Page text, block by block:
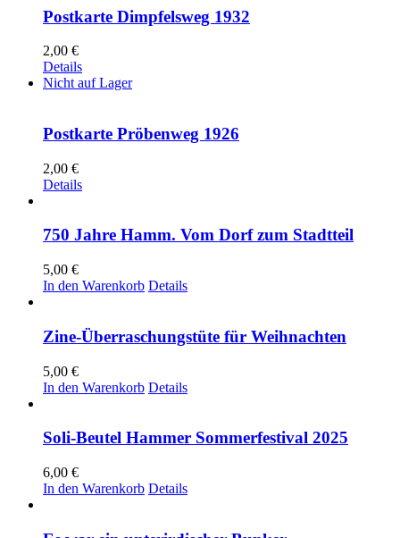
Postkarte Dimpfelsweg 1932
2,00 €
Details
Nicht auf Lager
Postkarte Pröbenweg 1926
2,00 €
Details
750 Jahre Hamm. Vom Dorf zum Stadtteil
5,00 €
In den Warenkorb Details
Zine-Überraschungstüte für Weihnachten
5,00 €
In den Warenkorb Details
Soli-Beutel Hammer Sommerfestival 2025
6,00 €
In den Warenkorb Details